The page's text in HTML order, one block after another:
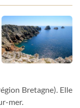
Bretagne). Elle
mer.